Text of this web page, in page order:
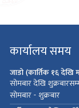
कार्यालय समय
जाडो (कार्तिक १६ देखि
सोमबार देखि
सोमबार - शुक्रबार